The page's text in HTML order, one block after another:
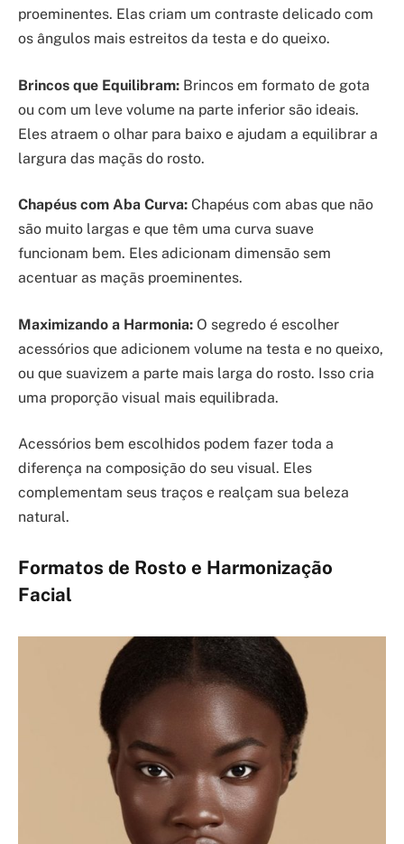
proeminentes. Elas criam um contraste delicado com
os ângulos mais estreitos da testa e do queixo.
Brincos que Equilibram: Brincos em formato de gota
ou com um leve volume na parte inferior são ideais.
Eles atraem o olhar para baixo e ajudam a equilibrar a
largura das maçãs do rosto.
Chapéus com Aba Curva: Chapéus com abas que não
são muito largas e que têm uma curva suave
funcionam bem. Eles adicionam dimensão sem
acentuar as maçãs proeminentes.
Maximizando a Harmonia: O segredo é escolher
acessórios que adicionem volume na testa e no queixo,
ou que suavizem a parte mais larga do rosto. Isso cria
uma proporção visual mais equilibrada.
Acessórios bem escolhidos podem fazer toda a
diferença na composição do seu visual. Eles
complementam seus traços e realçam sua beleza
natural.
Formatos de Rosto e Harmonização
Facial